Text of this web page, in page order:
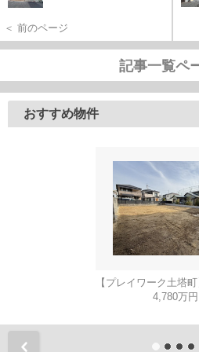
＜ 前のページ
記事一覧ペ
おすすめ物件
4,780万円